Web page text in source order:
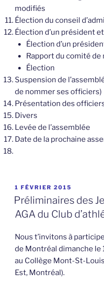
modifiés
Élection du conseil
Élection d’un président
Élection d’un
Rapport du comité de
Élection
Suspension de
de nommer ses officiers)
Présentation des
Divers
Levée de l’assemblée
Date de la prochaine
PUBLIÉ
LE
1 FÉVRIER 2015
Préliminaires des
AGA du Club
Nous t’invitons à
de Montréal dimanche le
au Collège Mont-St-
Est, Montréal).